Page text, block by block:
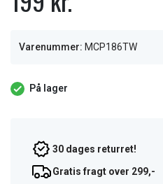
Varenummer: MCP186TW
På lager
30 dages returret!
Gratis fragt over 299,-